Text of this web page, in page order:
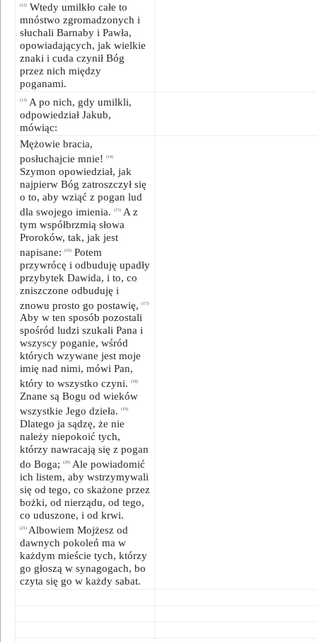
(12)Wtedy umilkło całe to
mnóstwo zgromadzonych i
słuchali Barnaby i Pawła,
opowiadających, jak wielkie
znaki i cuda czynił Bóg
przez nich między
poganami.
(13)A po nich, gdy umilkli,
odpowiedział Jakub,
mówiąc:
Mężowie bracia,
posłuchajcie mnie!
(14)
Szymon opowiedział, jak
najpierw Bóg zatroszczył się
o to, aby wziąć z pogan lud
dla swojego imienia.
(15)A z
tym współbrzmią słowa
Proroków, tak, jak jest
napisane:
(16)Potem
przywrócę i odbuduję upadły
przybytek Dawida, i to, co
zniszczone odbuduję i
znowu prosto go postawię,
(17)
Aby w ten sposób pozostali
spośród ludzi szukali Pana i
wszyscy poganie, wśród
których wzywane jest moje
imię nad nimi, mówi Pan,
który to wszystko czyni.
(18)
Znane są Bogu od wieków
wszystkie Jego dzieła.
(19)
Dlatego ja sądzę, że nie
należy niepokoić tych,
którzy nawracają się z pogan
do Boga;
(20)Ale powiadomić
ich listem, aby wstrzymywali
się od tego, co skażone przez
bożki, od nierządu, od tego,
co uduszone, i od krwi.
(21) Albowiem Mojżesz od
dawnych pokoleń ma w
każdym mieście tych, którzy
go głoszą w synagogach, bo
czyta się go w każdy sabat.